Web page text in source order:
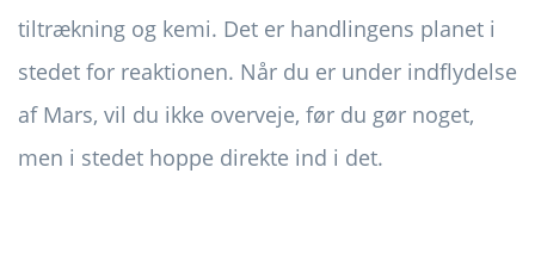
tiltrækning og kemi. Det er handlingens planet i
stedet for reaktionen. Når du er under indflydelse
af Mars, vil du ikke overveje, før du gør noget,
men i stedet hoppe direkte ind i det.